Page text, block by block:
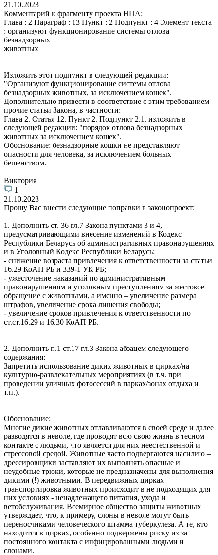
21.10.2023
Комментарий к фрагменту проекта НПА:
Глава : 2 Параграф : 13 Пункт : 2 Подпункт : 4 Элемент текста
: организуют функционирование системы отлова
безнадзорных
животных
Изложить этот подпункт в следующей редакции:
"Организуют функционирование системы отлова
безнадзорных животных, за исключением кошек".
Дополнительно привести в соответствие с этим требованием
прочие статьи Закона, в частности:
Глава 2. Статья 12. Пункт 2. Подпункт 2.1. изложить в
следующей редакции: "порядок отлова безнадзорных
животных за исключением кошек".
Обоснование: безнадзорные кошки не представляют
опасности для человека, за исключением больных
бешенством.
Виктория
1
21.10.2023
Прошу Вас внести следующие поправки в законопроект:
1. Дополнить ст. 36 гл.7 Закона пунктами 3 и 4,
предусматривающими внесение изменений в Кодекс
Республики Беларусь об административных правонарушениях
и в Уголовный Кодекс Республики Беларусь:
- снижение возраста привлечения к ответственности за статьи
16.29 КоАП РБ и 339-1 УК РБ;
- ужесточение наказаний по административным
правонарушениям и уголовным преступлениям за жестокое
обращение с животными, а именно – увеличение размера
штрафов, увеличение срока лишения свободы;
- увеличение сроков привлечения к ответственности по
ст.ст.16.29 и 16.30 КоАП РБ.
2. Дополнить п.1 ст.17 гл.3 Закона абзацем следующего
содержания:
Запретить использование диких животных в цирках/на
культурно-развлекательных мероприятиях (в т.ч. при
проведении уличных фотосессий в парках/зонах отдыха и
т.п.).
Обоснование:
Многие дикие животных отлавливаются в своей среде и далее
разводятся в неволе, где проводят всю свою жизнь в тесном
контакте с людьми, что является для них неестественной и
стрессовой средой. Животные часто подвергаются насилию –
дрессировщики заставляют их выполнять опасные и
неудобные трюки, которые не предназначены для выполнения
дикими (!) животными. В передвижных цирках
транспортировка животных происходит в не подходящих для
них условиях - ненадлежащего питания, ухода и
ветобслуживания. Всемирное общество защиты животных
утверждает, что, к примеру, слоны в неволе могут быть
переносчиками человеческого штамма туберкулеза. А те, кто
находится в цирках, особенно подвержены риску из-за
постоянного контакта с инфицированными людьми и
слонами.